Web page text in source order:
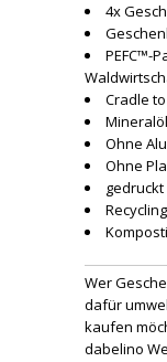
4x
PEFC™-
Cradle
Ohne
Ohne
Wer
dafür
kaufen
dabelino